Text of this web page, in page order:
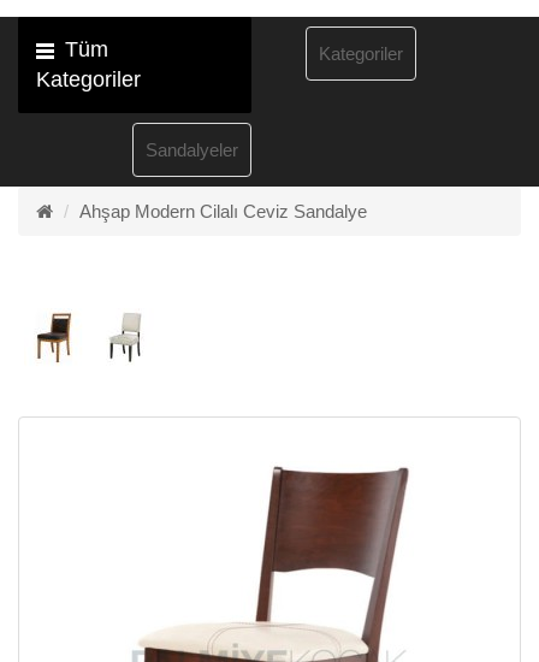
Tüm
Kategoriler
Sandalyeler
Kategoriler
Ahşap Modern Cilalı Ceviz Sandalye